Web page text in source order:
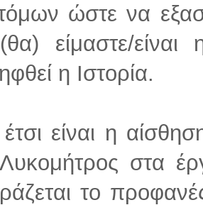
ώστε να
(θα) είμαστε/
η Ιστορία.
είναι η
Λυκομήτρος στα
το